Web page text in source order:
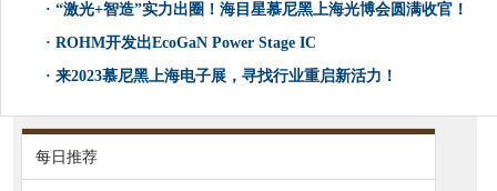
· “激光+智造”实力出圈！海目星慕尼黑上海光博会圆满收官！
· ROHM开发出EcoGaN Power Stage IC
· 来2023慕尼黑上海电子展，寻找行业重启新活力！
每日推荐